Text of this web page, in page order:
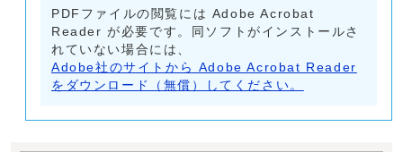
PDFファイルの閲覧には Adobe Acrobat
Reader が必要です。同ソフトがインストールさ
れていない場合には、
Adobe社のサイトから Adobe Acrobat Reader
をダウンロード（無償）してください。